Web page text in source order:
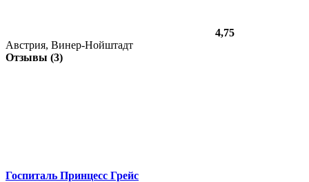
4,75
Австрия, Винер-Нойштадт
Отзывы (3)
Госпиталь Принцесс Грейс